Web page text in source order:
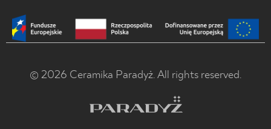
© 2026 Ceramika Paradyż. All rights reserved.